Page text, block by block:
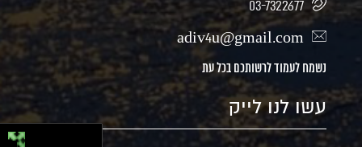
03-7322677
adiv4u@gmail.com
נשמח לעמוד לרשותכם בכל עת
עשו לנו לייק